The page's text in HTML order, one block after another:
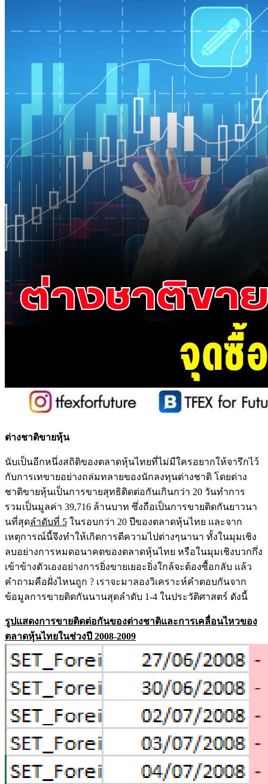
ต่างชาติขายหุ้น
นับเป็นอีกหนึ่งสถิติของตลาดหุ้นไทยที่ไม่มีใครอยากให้จารึกไว้
กับการเทขายอย่างถล่มทลายของนักลงทุนต่างชาติ โดยต่าง
ชาติขายหุ้นเป็นการขายสุทธิติดต่อกันเกินกว่า 20 วันทำการ
รวมเป็นมูลค่า 39,716 ล้านบาท ซึ่งถือเป็นการขายติดกันยาวนา
นที่สุดลำดับที่ 5 ในรอบกว่า 20 ปีของตลาดหุ้นไทย และจาก
เหตุการณ์นี้จึงทำให้เกิดการตีความไปต่างๆนานา ทั้งในมุมเชิง
ลบอย่างการหมดอนาคตของตลาดหุ้นไทย หรือในมุมเชิงบวกกึ่ง
เข้าข้างตัวเองอย่างการยิ่งขายเยอะยิ่งใกล้จะต้องซื้อกลับ แล้ว
คำถามคือฝั่งไหนถูก ? เราจะมาลองวิเคราะห์คำตอบกันจาก
ข้อมูลการขายติดกันนานสุดลำดับ 1-4 ในประวัติศาสตร์ ดังนี้
รูปแสดงการขายติดต่อกันของต่างชาติและการเคลื่อนไหวของ
ตลาดหุ้นไทยในช่วงปี 2008-2009